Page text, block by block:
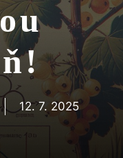
12. 7. 2025